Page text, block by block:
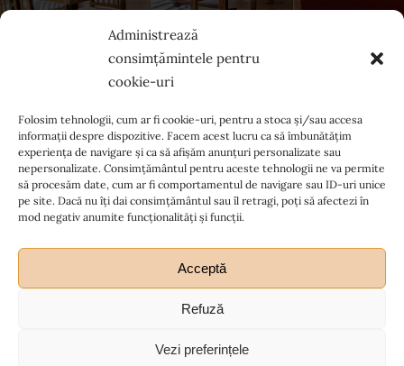
Administrează
consimțămintele pentru
cookie-uri
Folosim tehnologii, cum ar fi cookie-uri, pentru a stoca și/sau accesa
informații despre dispozitive. Facem acest lucru ca să îmbunătățim
experiența de navigare și ca să afișăm anunțuri personalizate sau
nepersonalizate. Consimțământul pentru aceste tehnologii ne va permite
să procesăm date, cum ar fi comportamentul de navigare sau ID-uri unice
pe site. Dacă nu îți dai consimțământul sau îl retragi, poți să afectezi în
mod negativ anumite funcționalități și funcții.
Acceptă
Refuză
Vezi preferințele
Politica de confidențialitate
Regulament campanii
© Copyright 2012 - 2026| All Rights Reserved
Ia legătura cu noi